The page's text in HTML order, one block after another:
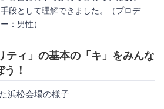
段として理解できました。（プロデ
：男性）
ティ」の基本の「キ」をみんな
！